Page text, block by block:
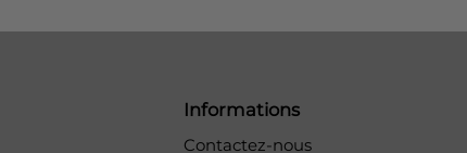
Informations
Contactez-nous